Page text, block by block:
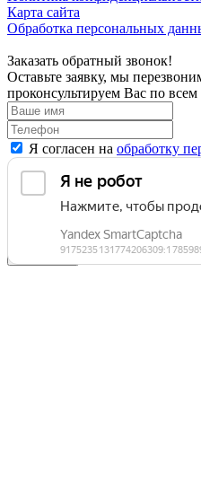
Карта сайта
Обработка персональных
Заказать обратный звонок!
Оставьте заявку, мы
проконсультируем Вас по
Я согласен на обработку
Отправить